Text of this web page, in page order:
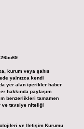
kurum veya şahıs
yalnızca kendi
yer alan içerikler haber
hakkında paylaşım
benzerlikleri tamamen
ve tavsiye niteliği
ve İletişim Kurumu